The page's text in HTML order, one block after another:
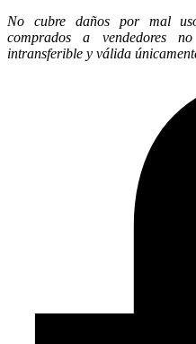
No cubre daños por mal
comprados a vendedores
intransferible y válida